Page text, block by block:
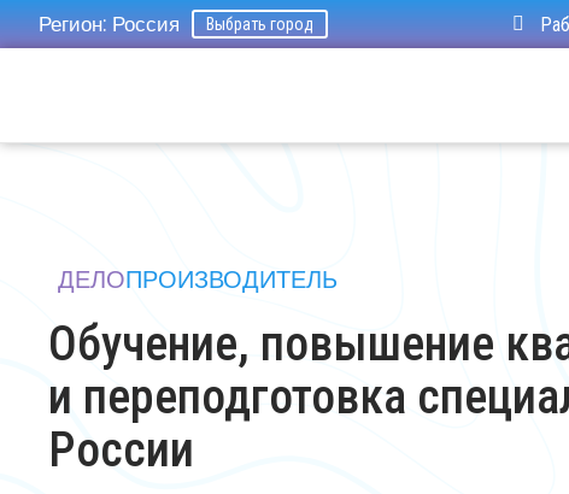
Регион: Россия Выбрать город
ДЕЛОПРОИЗВОДИТЕЛЬ
Обучение, повышение
и переподготовка
России